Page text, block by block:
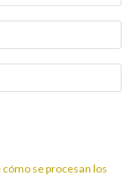
se procesan los